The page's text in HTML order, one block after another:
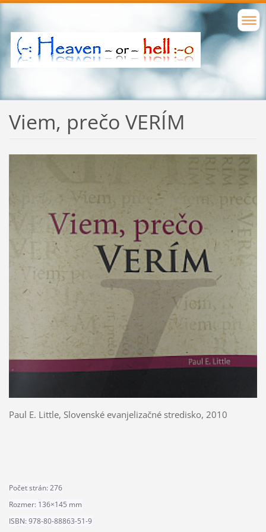
Viem, prečo VERÍM
Paul E. Little, Slovenské evanjelizačné stredisko, 2010
Počet strán: 276
Rozmer: 136×145 mm
ISBN: 978-80-88863-51-9